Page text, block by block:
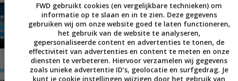
MOBILE
FWD gebruikt cookies (en vergelijkbare technieken) om
informatie op te slaan en in te zien. Deze gegevens
gebruiken wij om onze website goed te laten functioneren,
het gebruik van de website te analyseren,
gepersonaliseerde content en advertenties te tonen, de
effectiviteit van advertenties en content te meten en onze
diensten te verbeteren. Hiervoor verzamelen wij gegevens
zoals unieke advertentie ID’s, geolocatie en surfgedrag. Je
kunt je cookie instellingen wijzigen door het gebruik van